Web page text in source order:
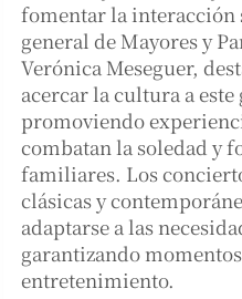
fomentar la interacción
general de Mayores y
Verónica Meseguer,
acercar la cultura a
promoviendo
combatan la soledad y
familiares. Los
clásicas y
adaptarse a las
garantizando
entretenimiento.